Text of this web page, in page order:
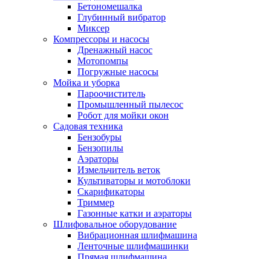
Бетономешалка
Глубинный вибратор
Миксер
Компрессоры и насосы
Дренажный насос
Мотопомпы
Погружные насосы
Мойка и уборка
Пароочиститель
Промышленный пылесос
Робот для мойки окон
Садовая техника
Бензобуры
Бензопилы
Аэраторы
Измельчитель веток
Культиваторы и мотоблоки
Скарификаторы
Триммер
Газонные катки и аэраторы
Шлифовальное оборудование
Вибрационная шлифмашина
Ленточные шлифмашинки
Прямая шлифмашина